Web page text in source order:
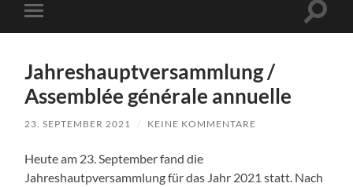
Mobile-
Menü
Jahreshauptversammlung /
Assemblée générale annuelle
23. SEPTEMBER 2021 / KEINE KOMMENTARE
Heute am 23. September fand die
Jahreshautpversammlung für das Jahr 2021 statt. Nach